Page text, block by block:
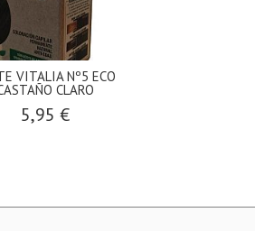
VITALIA Nº5 ECO
CLARO
5,95 €